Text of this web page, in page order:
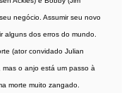
negócio. Assumir seu novo
alguns dos erros do mundo.
(ator convidado Julian
o anjo está um passo à
morte muito zangado.